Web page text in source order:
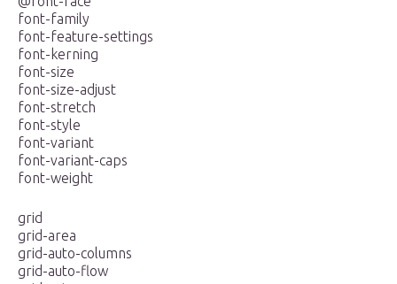
font-family
font-feature-settings
font-kerning
font-size
font-size-adjust
font-stretch
font-style
font-variant
font-variant-caps
font-weight
grid
grid-area
grid-auto-columns
grid-auto-flow